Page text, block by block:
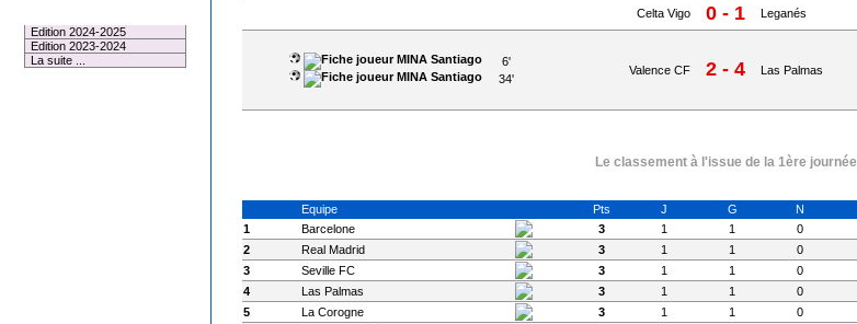
Edition 2024-2025
Edition 2023-2024
La suite ...
Celta Vigo 0 - 1 Leganés
MINA Santiago
6'
MINA Santiago
34'
Valence CF 2 - 4 Las Palmas
Le classement à l'issue de la 1ère journée
Equipe Pts J G N
1
Barcelone 3 1 1 0
2
Real Madrid 3 1 1 0
3
Seville FC 3 1 1 0
4
Las Palmas 3 1 1 0
5
La Corogne 3 1 1 0